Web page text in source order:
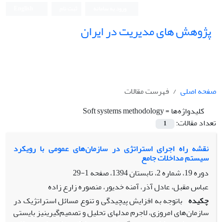
پژوهش های مدیریت در ایران
صفحه اصلی
فهرست مقالات
کلیدواژه‌ها =Soft systems methodology
تعداد مقالات:
1
نقشه راه اجرای استراتژی در سازمان‌های عمومی با رویکرد
سیستم مداخلات جامع
دوره 19، شماره 2، تابستان 1394، صفحه
1-29
عباس مقبل، عادل آذر، آمنه خدیور، منصوره زارع زاده
چکیده باتوجه به افزایش پیچیدگی و تنوع مسائل استراتژیک در
سازمان‌های امروزی، لاجرم مدل­های تحلیل و تصمیم‌گیرینیز بایستی